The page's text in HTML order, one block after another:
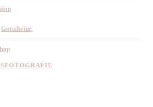
Gutscheine